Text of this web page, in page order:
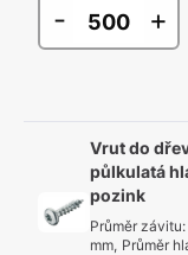
- +
Vrut do
půlkulatá
pozink
Průměr závitu:
mm, Průměr